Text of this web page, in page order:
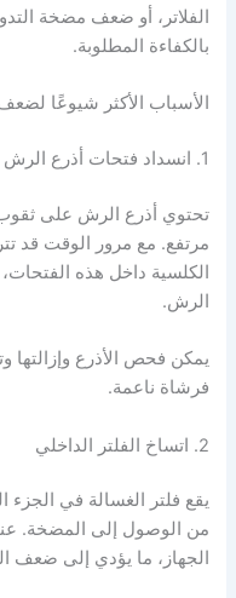
الفلاتر، أو ضعف مضخة
بالكفاءة المطلوبة.
الأسباب الأكثر شيوعًا
1. انسداد فتحات أذرع الرش
تحتوي أذرع الرش على
مرتفع. مع مرور الوقت قد
الكلسية داخل هذه
الرش.
يمكن فحص الأذرع وإزالتها
فرشاة ناعمة.
2. اتساخ الفلتر الداخلي
يقع فلتر الغسالة في الجزء
من الوصول إلى المضخة. عند
الجهاز، ما يؤدي إلى ضعف